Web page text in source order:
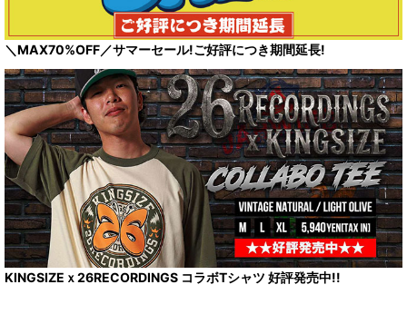
＼MAX70%OFF／サマーセール!ご好評につき期間延長!
KINGSIZEｘ26RECORDINGS コラボTシャツ 好評発売中!!